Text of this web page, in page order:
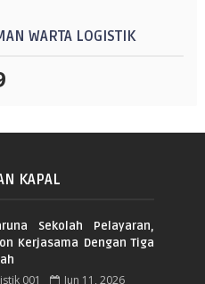
WARTA LOGISTIK
KAPAL
Sekolah Pelayaran,
Kerjasama Dengan Tiga
001 Jun 11, 2026